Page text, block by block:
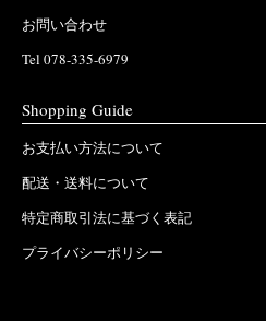
お問い合わせ
Tel 078-335-6979
Shopping Guide
お支払い方法について
配送・送料について
特定商取引法に基づく表記
プライバシーポリシー